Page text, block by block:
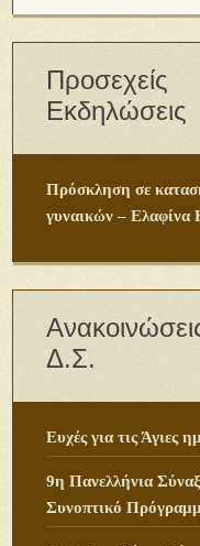
Προσεχείς
Εκδηλώσεις
Πρόσκληση σε
γυναικών – Ελαφίνα
Δ.Σ.
Ευχές για τις Άγιες
9η Πανελλήνια
Συνοπτικό